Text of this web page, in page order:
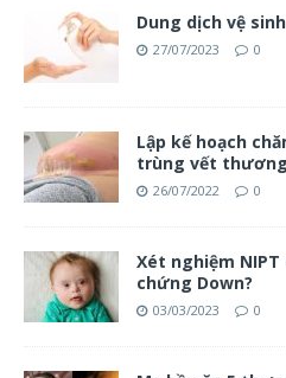
Dung dịch vệ
27/07/2023 0
Lập kế hoạch
trùng vết thương
26/07/2022 0
Xét nghiệm
chứng Down?
03/03/2023 0